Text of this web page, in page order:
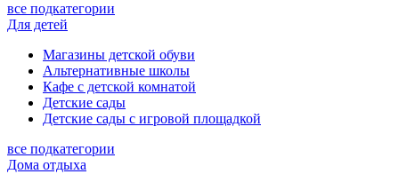
все подкатегории
Для детей
Магазины детской обуви
Альтернативные школы
Кафе с детской комнатой
Детские сады
Детские сады с игровой площадкой
все подкатегории
Дома отдыха